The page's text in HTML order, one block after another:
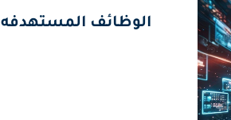
الوظائف المستهدفه